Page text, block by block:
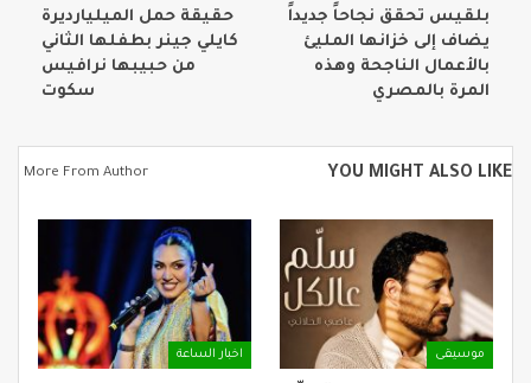
بلقيس تحقق نجاحاً جديداً
يضاف إلى خزانها المليئ
بالأعمال الناجحة وهذه
المرة بالمصري
حقيقة حمل الميليارديرة
كايلي جينر بطفلها الثاني
من حبيبها نرافيس
سكوت
YOU MIGHT ALSO LIKE
More From Author
موسيقى اخبار الساعة